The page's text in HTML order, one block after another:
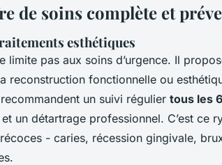
de soins complète et
esthétiques
limite pas aux soins d’urgence. Il
reconstruction fonctionnelle ou
un suivi régulier tous les
un détartrage professionnel. C’est ce
- caries, récession gingivale,